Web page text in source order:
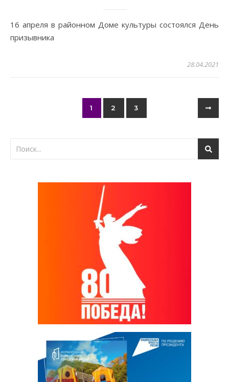
16 апреля в районном Доме культуры состоялся День
призывника
28.04.2021
1 2 3